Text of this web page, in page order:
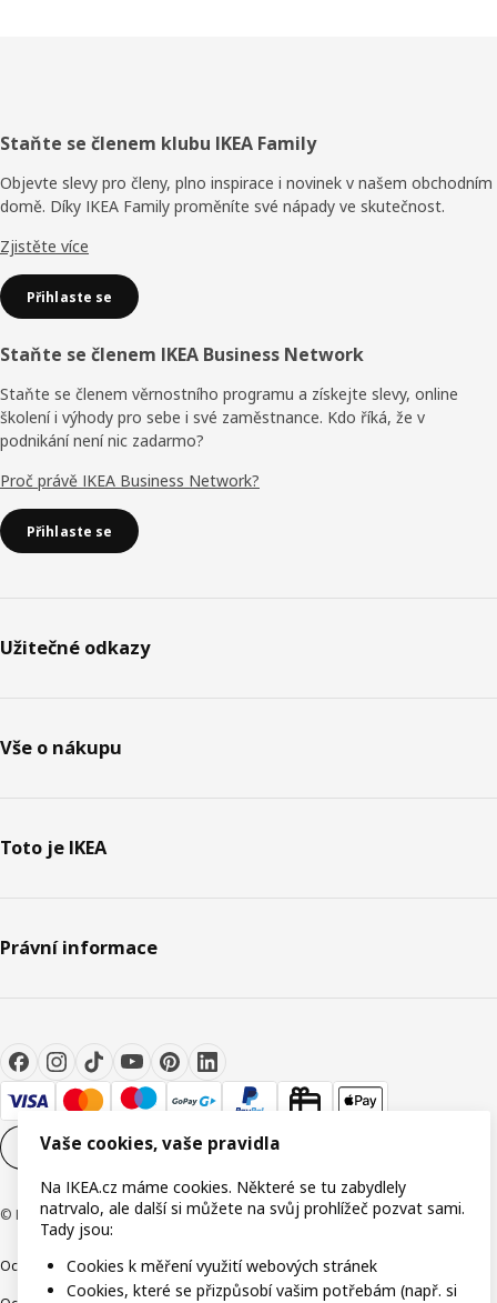
Zápatí
Staňte se členem klubu IKEA Family
Objevte slevy pro členy, plno inspirace i novinek v našem obchodním
domě. Díky IKEA Family proměníte své nápady ve skutečnost.
Zjistěte více
Přihlaste se
Staňte se členem IKEA Business Network
Staňte se členem věrnostního programu a získejte slevy, online
školení i výhody pro sebe i své zaměstnance. Kdo říká, že v
podnikání není nic zadarmo?
Proč právě IKEA Business Network?
Přihlaste se
Užitečné odkazy
Vše o nákupu
Toto je IKEA
Právní informace
Nastavení souborů cookie
© Inter IKEA Systems B.V. 1999-2026
Ochrana osobních údajůCookiesSpolečně bezpečněDigitální přístupnost
Vaše cookies, vaše pravidla
Na IKEA.cz máme cookies. Některé se tu zabydlely
natrvalo, ale další si můžete na svůj prohlížeč pozvat sami.
Tady jsou:
Cookies k měření využití webových stránek
Cookies, které se přizpůsobí vašim potřebám (např. si